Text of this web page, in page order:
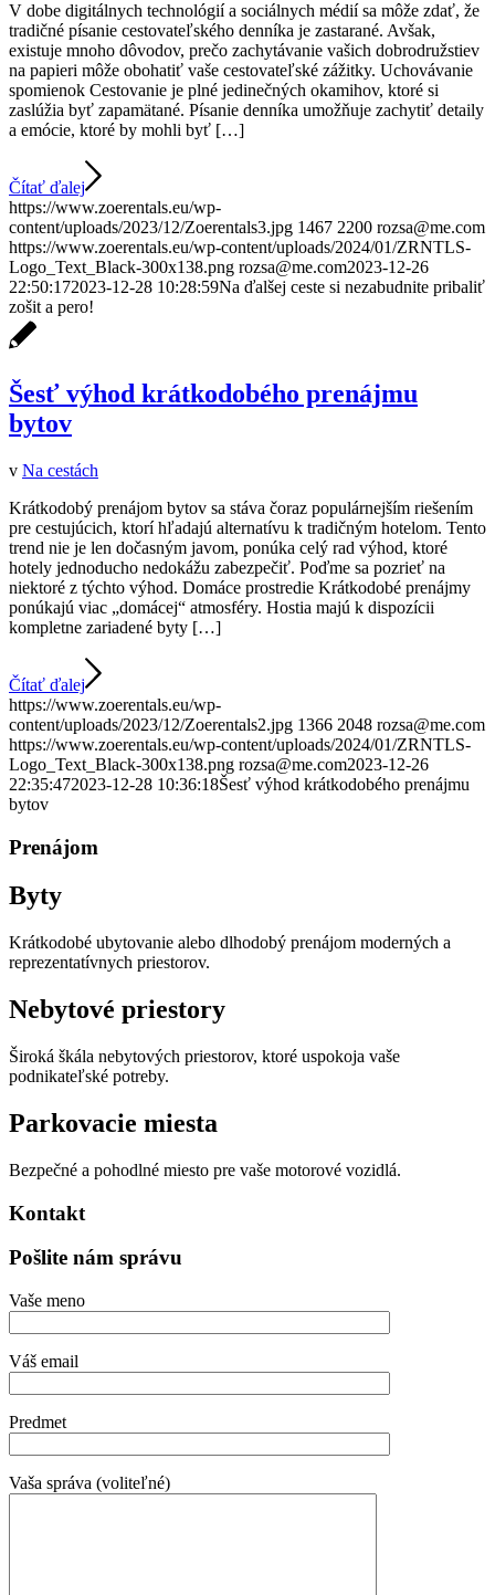
V dobe digitálnych technológií a sociálnych médií sa môže zdať, že
tradičné písanie cestovateľského denníka je zastarané. Avšak,
existuje mnoho dôvodov, prečo zachytávanie vašich dobrodružstiev
na papieri môže obohatiť vaše cestovateľské zážitky. Uchovávanie
spomienok Cestovanie je plné jedinečných okamihov, ktoré si
zaslúžia byť zapamätané. Písanie denníka umožňuje zachytiť detaily
a emócie, ktoré by mohli byť […]
Čítať ďalej
https://www.zoerentals.eu/wp-
content/uploads/2023/12/Zoerentals3.jpg 1467 2200 rozsa@me.com
https://www.zoerentals.eu/wp-content/uploads/2024/01/ZRNTLS-
Logo_Text_Black-300x138.png rozsa@me.com2023-12-26
22:50:172023-12-28 10:28:59Na ďalšej ceste si nezabudnite pribaliť
zošit a pero!
Šesť výhod krátkodobého prenájmu
bytov
v Na cestách
Krátkodobý prenájom bytov sa stáva čoraz populárnejším riešením
pre cestujúcich, ktorí hľadajú alternatívu k tradičným hotelom. Tento
trend nie je len dočasným javom, ponúka celý rad výhod, ktoré
hotely jednoducho nedokážu zabezpečiť. Poďme sa pozrieť na
niektoré z týchto výhod. Domáce prostredie Krátkodobé prenájmy
ponúkajú viac „domácej“ atmosféry. Hostia majú k dispozícii
kompletne zariadené byty […]
Čítať ďalej
https://www.zoerentals.eu/wp-
content/uploads/2023/12/Zoerentals2.jpg 1366 2048 rozsa@me.com
https://www.zoerentals.eu/wp-content/uploads/2024/01/ZRNTLS-
Logo_Text_Black-300x138.png rozsa@me.com2023-12-26
22:35:472023-12-28 10:36:18Šesť výhod krátkodobého prenájmu
bytov
Prenájom
Byty
Krátkodobé ubytovanie alebo dlhodobý prenájom moderných a
reprezentatívnych priestorov.
Nebytové priestory
Široká škála nebytových priestorov, ktoré uspokoja vaše
podnikateľské potreby.
Parkovacie miesta
Bezpečné a pohodlné miesto pre vaše motorové vozidlá.
Kontakt
Pošlite nám správu
Vaše meno
Váš email
Predmet
Vaša správa (voliteľné)